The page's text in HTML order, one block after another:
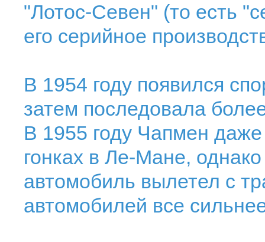
"Лотос-Севен" (то есть
его серийное
В 1954 году появился
затем последовала
В 1955 году Чапмен
гонках в Ле-Мане,
автомобиль вылетел с
автомобилей все